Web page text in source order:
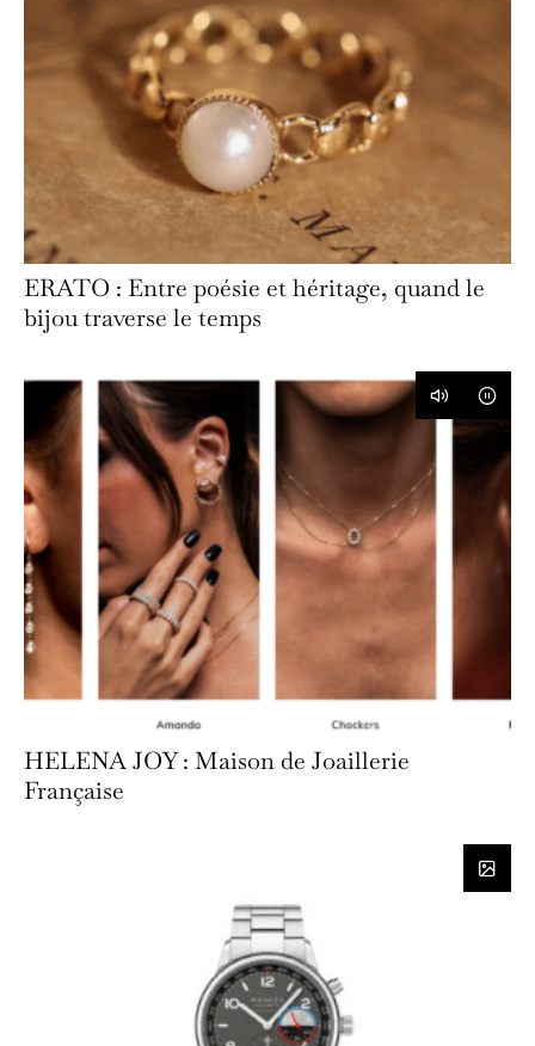
ERATO : Entre poésie et héritage, quand le
bijou traverse le temps
HELENA JOY : Maison de Joaillerie
Française